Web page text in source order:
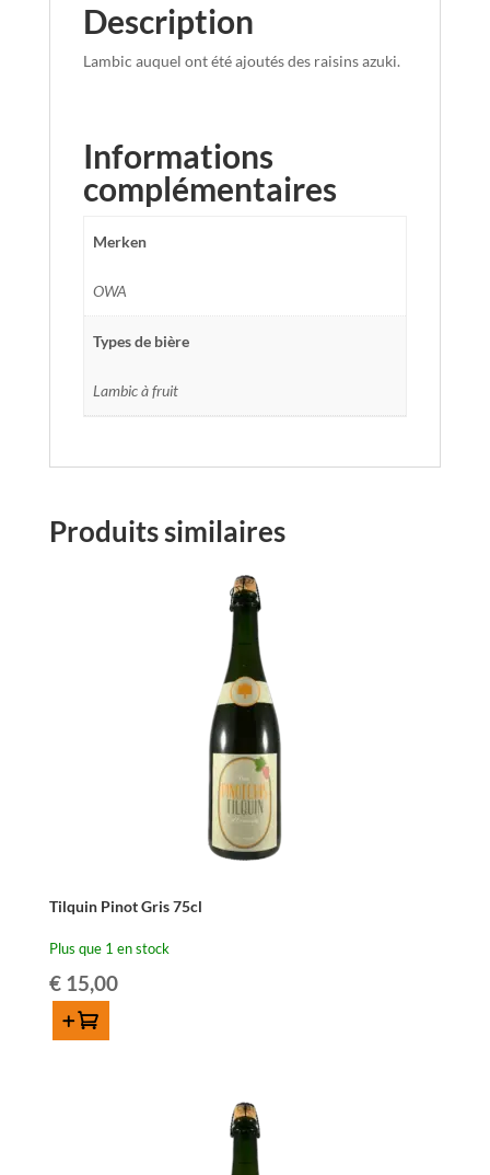
Description
Lambic auquel ont été ajoutés des raisins azuki.
Informations
complémentaires
Merken
OWA
Types de bière
Lambic à fruit
Produits similaires
Tilquin Pinot Gris 75cl
Plus que 1 en stock
€15,00
Ajouter au panier